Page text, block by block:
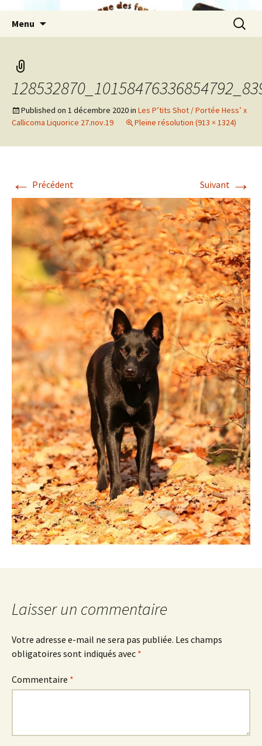
Menu
Published on 1 décembre 2020in Les P’tits Shot / Portée Hess’ x
Callicoma Liquorice 27.nov.19
Pleine résolution (913 × 1324)
← Précédent Suivant →
Laisser un commentaire
Votre adresse e-mail ne sera pas publiée. Les champs
obligatoires sont indiqués avec *
Commentaire *